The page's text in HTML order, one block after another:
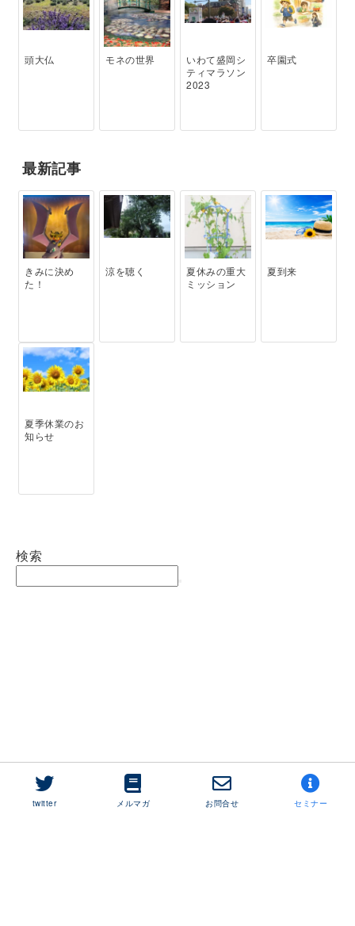
頭大仏 モネの世界
いわて盛岡シ
ティマラソン
2023
卒園式
最新記事
きみに決め
た！
涼を聴く
夏休みの重大
ミッション
夏到来
夏季休業のお
知らせ
検索
twitter メルマガ お問合せ セミナー